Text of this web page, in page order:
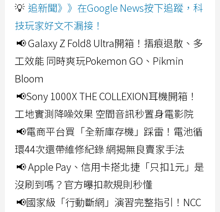
💡 追新聞》》在Google News按下追蹤，科
技玩家好文不漏接！
📢 Galaxy Z Fold8 Ultra開箱！摺痕退散、多
工效能 同時爽玩Pokemon GO、Pikmin
Bloom
📢Sony 1000X THE COLLEXION耳機開箱！
工地實測降噪效果 空間音訊秒置身電影院
📢電商平台買「全新庫存機」踩雷！電池循
環44次還帶維修紀錄 網揭無良賣家手法
📢 Apple Pay、信用卡搭北捷「只扣1元」是
沒刷到嗎？官方曝扣款規則秒懂
📢國家級「行動斷網」演習完整指引！NCC